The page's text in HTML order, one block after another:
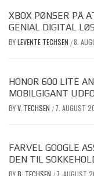
XBOX PØNSER PÅ
GENIAL DIGITAL
BYLEVENTE TECHSEN /8.
HONOR 600 LITE
MOBILGIGANT
BYV. TECHSEN / 7. AUGUST
FARVEL GOOGLE
DEN TIL
BYB. TECHSEN / 7. AUGUST